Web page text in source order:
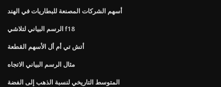
أسهم الشركات المصنعة للبطاريات في الهند
الرسم البياني لتلاشي f18
أتش تي أم أل الأسهم القطعة
مثال الرسم البياني الاتجاه
المتوسط ​​التاريخي لنسبة الذهب إلى الفضة